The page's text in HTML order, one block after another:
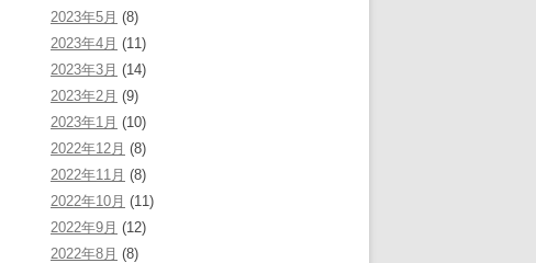
2023年5月 (8)
2023年4月 (11)
2023年3月 (14)
2023年2月 (9)
2023年1月 (10)
2022年12月 (8)
2022年11月 (8)
2022年10月 (11)
2022年9月 (12)
2022年8月 (8)